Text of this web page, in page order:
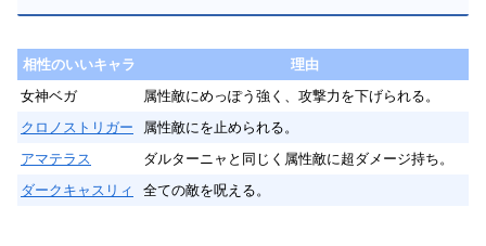
相性のいいキャラ
理由
女神ベガ
属性敵にめっぽう強く、攻撃力を下げられる。
クロノストリガー
属性敵にを止められる。
アマテラス
ダルターニャと同じく属性敵に超ダメージ持ち。
ダークキャスリィ
全ての敵を呪える。